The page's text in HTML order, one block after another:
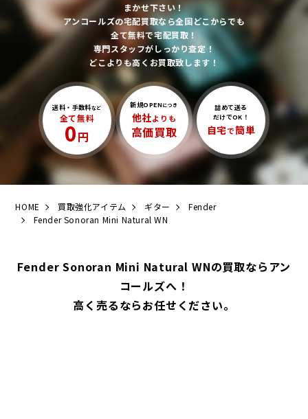
まかせ下さい！
アンコールズの宅配買取なら全国どこからでも
全て無料で宅配買取！
専門スタッフがしっかり査定！
どこよりも高くお買取致します！
送料・手数料など
全て無料
0円
新規OPEN につき
他社よりも
高価買取
詰めて送る
だけでOK！
自宅で簡単
HOME 買取強化アイテム ギター
Fender
Fender Sonoran Mini Natural WN
Fender Sonoran Mini Natural WNの買取ならアン
コールズへ！
高く売るならお任せください。